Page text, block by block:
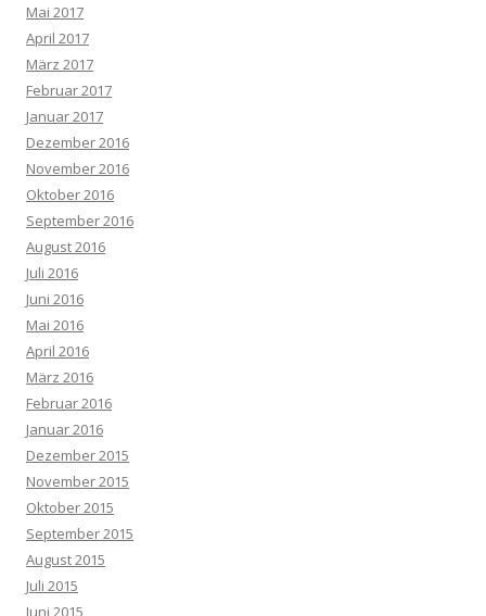
Mai 2017
April 2017
März 2017
Februar 2017
Januar 2017
Dezember 2016
November 2016
Oktober 2016
September 2016
August 2016
Juli 2016
Juni 2016
Mai 2016
April 2016
März 2016
Februar 2016
Januar 2016
Dezember 2015
November 2015
Oktober 2015
September 2015
August 2015
Juli 2015
Juni 2015